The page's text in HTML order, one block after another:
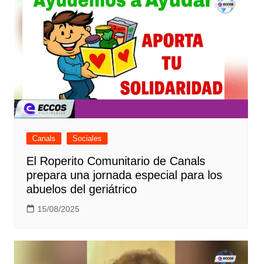
Canals Sociales
El Roperito Comunitario de Canals
prepara una jornada especial para los
abuelos del geriátrico
15/08/2025